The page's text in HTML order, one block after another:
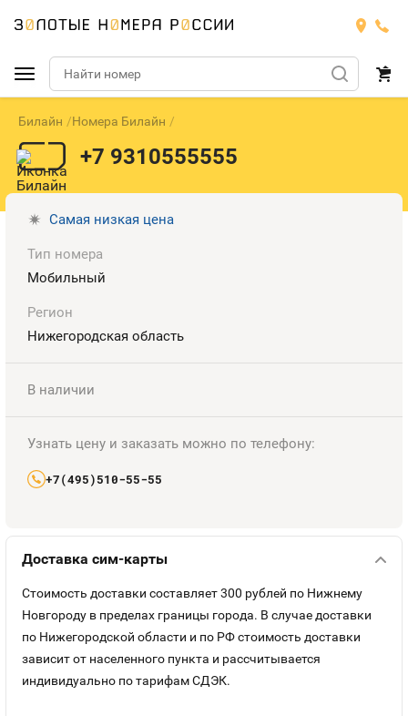
Подобрать номер
МТС
МТС
Номера
Билайн
БИЛАЙН
Номера
Мегафон
МЕГАФОН
Тарифы
Йота
ЙОТА
Тарифы
Номера
Продать номер
Контакты
Билайн Номера Билайн
+7 9310555555
Самая низкая цена
Тип номера
Мобильный
Регион
Нижегородская область
В наличии
Узнать цену и заказать можно по телефону:
+7(495)510-55-55
Доставка сим-карты
Стоимость доставки составляет 300 рублей по Нижнему
Новгороду в пределах границы города. В случае доставки
по Нижегородской области и по РФ стоимость доставки
зависит от населенного пункта и рассчитывается
индивидуально по тарифам СДЭК.